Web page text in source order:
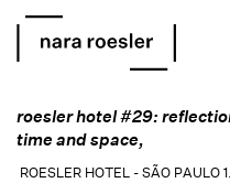
ROESLER HOTEL - SÃO PAULO
roesler hotel #29:
time and space,